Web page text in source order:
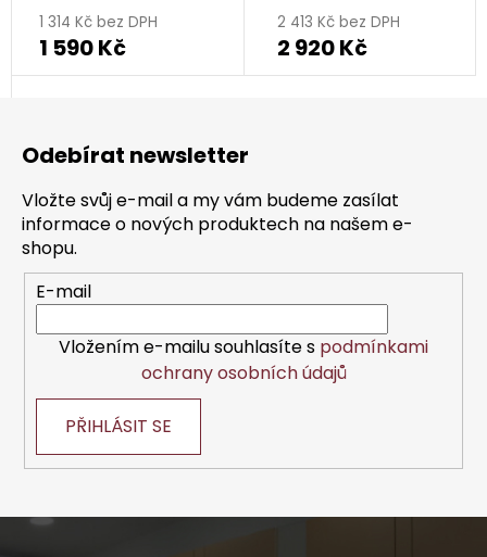
1 314 Kč bez DPH
1 590 Kč
2 413 Kč bez DPH
2 920 Kč
Odebírat newsletter
Vložte svůj e-mail a my vám budeme zasílat
informace o nových produktech na našem e-
shopu.
E-mail
Vložením e-mailu souhlasíte s podmínkami
ochrany osobních údajů
PŘIHLÁSIT SE